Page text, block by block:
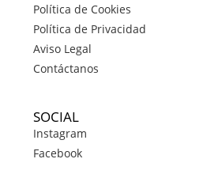
Política de Cookies
Política de Privacidad
Aviso Legal
Contáctanos
SOCIAL
Instagram
Facebook